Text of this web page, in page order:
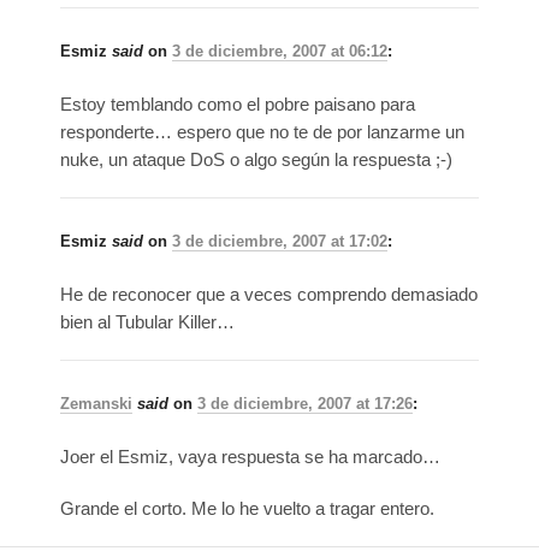
Esmiz said on 3 de diciembre, 2007 at 06:12:
Estoy temblando como el pobre paisano para
responderte… espero que no te de por lanzarme un
nuke, un ataque DoS o algo según la respuesta ;-)
Esmiz said on 3 de diciembre, 2007 at 17:02:
He de reconocer que a veces comprendo demasiado
bien al Tubular Killer…
Zemanski said on 3 de diciembre, 2007 at 17:26:
Joer el Esmiz, vaya respuesta se ha marcado…
Grande el corto. Me lo he vuelto a tragar entero.